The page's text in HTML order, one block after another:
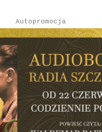
Autopromocja